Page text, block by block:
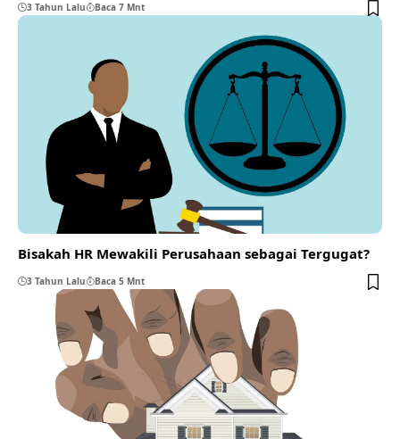
3 Tahun Lalu Baca 7 Mnt
Bisakah HR Mewakili Perusahaan sebagai Tergugat?
3 Tahun Lalu Baca 5 Mnt